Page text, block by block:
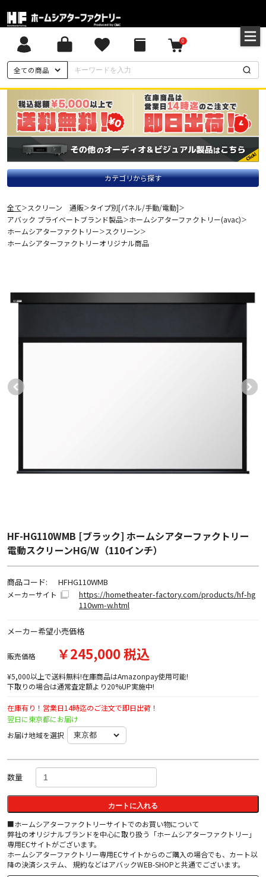
全ての商品
0
カテゴリから探す
全て＞ スクリーン 通販＞タイプ別[パネル/手動/電動]＞
アバック プライベートブランド製品＞ホームシアターファクトリー(avac)＞
ホームシアターファクトリー＞ スクリーン＞
ホームシアターファクトリーオリジナル商品
HF-HG110WMB [ブラック] ホームシアターファクトリー
電動スクリーンHG/W（110インチ）
商品コード: HFHG110WMB
メーカーサイト
https://hometheater-factory.com/products/hf-hg
110wm-w.html
メーカー希望小売価格
販売価格 ￥245,000 税込
¥5,000以上で送料無料!在庫商品はAmazonpay使用可能!
下取りの場合は通常査定額より20%UP実施中!
在庫有り！営業日14時迄のご注文で即日出荷！
翌日に東京都にお届け
お届け地域を選択
数量
カートに入れる
■ホームシアターファクトリーサイトでのお買い物について
弊社のオリジナルブランドを中心に取り扱う「ホームシアターファクトリー」
専用ECサイトがございます。
ホームシアターファクトリー専用ECサイトからのご購入の場合でも、カート以
降の決済システム、 規約などはアバックWEB-SHOPと共通でございます。